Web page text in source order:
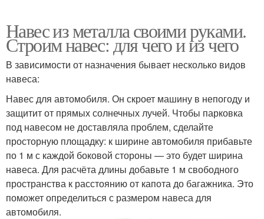
Навес из металла своими руками.
Строим навес: для чего и из чего
В зависимости от назначения бывает несколько видов
навеса:
Навес для автомобиля. Он скроет машину в непогоду и
защитит от прямых солнечных лучей. Чтобы парковка
под навесом не доставляла проблем, сделайте
просторную площадку: к ширине автомобиля прибавьте
по 1 м с каждой боковой стороны — это будет ширина
навеса. Для расчёта длины добавьте 1 м свободного
пространства к расстоянию от капота до багажника. Это
поможет определиться с размером навеса для
автомобиля.